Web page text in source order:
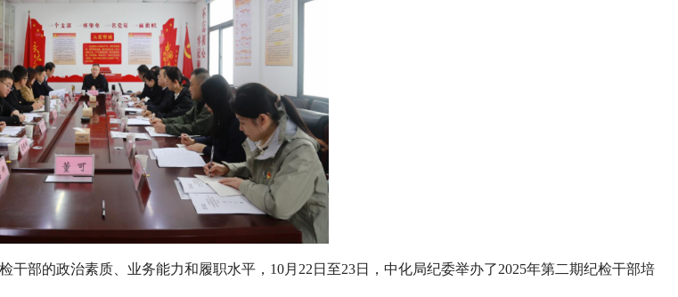
部的政治素质、业务能力和履职水平，10月22日至23日，中化局纪委举办了2025年第二期纪检干部培